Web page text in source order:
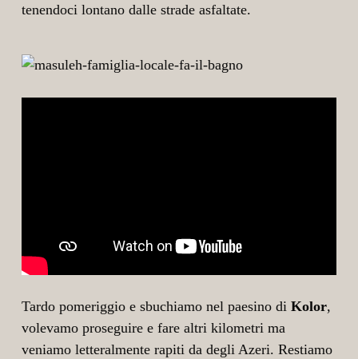
tenendoci lontano dalle strade asfaltate.
Tardo pomeriggio e sbuchiamo nel paesino di Kolor,
volevamo proseguire e fare altri kilometri ma
veniamo letteralmente rapiti da degli Azeri. Restiamo